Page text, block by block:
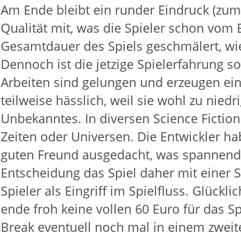
Am Ende bleibt ein runder Eindruck
Qualität mit, was die Spieler schon vom
Gesamtdauer des Spiels geschmälert,
Dennoch ist die jetzige Spielerfahrung
Arbeiten sind gelungen und erzeugen
teilweise hässlich, weil sie wohl zu
Unbekanntes. In diversen Science
Zeiten oder Universen. Die Entwickler
guten Freund ausgedacht, was
Entscheidung das Spiel daher mit einer
Spieler als Eingriff im Spielfluss.
ende froh keine vollen 60 Euro für das
Break eventuell noch mal in einem